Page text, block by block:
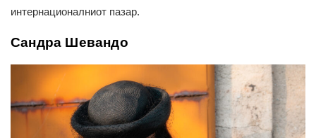
интернационалниот пазар.
Сандра Шевандо